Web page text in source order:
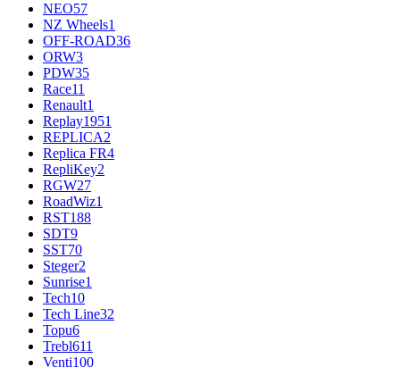
NEO57
NZ Wheels1
OFF-ROAD36
ORW3
PDW35
Race11
Renault1
Replay1951
REPLICA2
Replica FR4
RepliKey2
RGW27
RoadWiz1
RST188
SDT9
SST70
Steger2
Sunrise1
Tech10
Tech Line32
Topu6
Trebl611
Venti100